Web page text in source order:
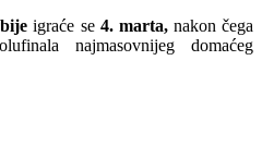
igraće se 4. marta,nakon čega
najmasovnijeg domaćeg